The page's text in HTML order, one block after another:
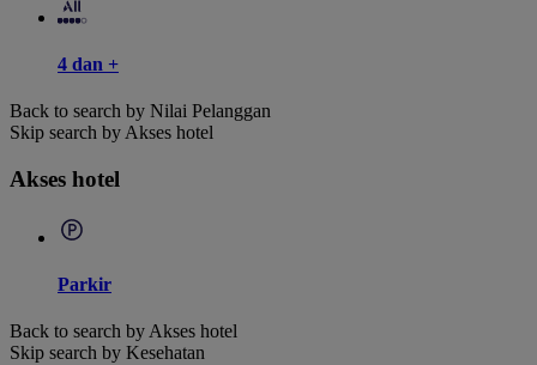
4 dan +
Back to search by Nilai Pelanggan
Skip search by Akses hotel
Akses hotel
Parkir
Back to search by Akses hotel
Skip search by Kesehatan